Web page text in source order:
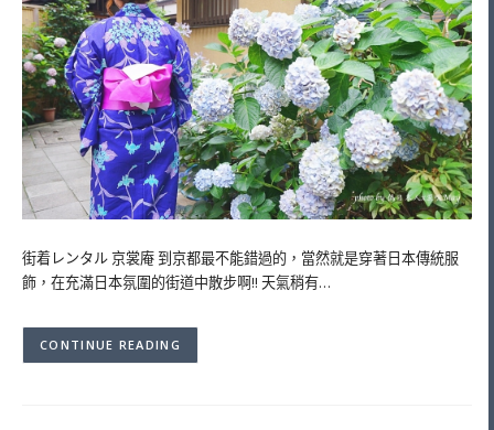
街着レンタル 京裳庵 到京都最不能錯過的，當然就是穿著日本傳統服
飾，在充滿日本氛圍的街道中散步啊!! 天氣稍有…
CONTINUE READING